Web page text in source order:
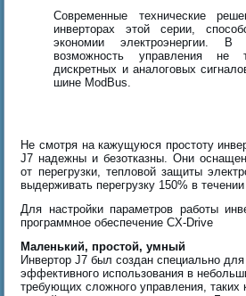
Современные технические
инверторах этой серии,
экономии электроэнергии. В
возможность управления
дискретных и аналоговых
шине ModBus.
Не смотря на кажущуюся простоту
J7 надежны и безотказны. Они
от перегрузки, тепловой защиты
выдерживать перегрузку 150% в
Для настройки параметров работы
программное обеспечение CX-Drive
Маленький, простой, умный
Инвертор J7 был создан специально для
эффективного использования в
требующих сложного управления,